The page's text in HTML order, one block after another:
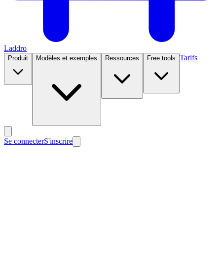
Laddro
Produit Modèles et exemples Ressources Free tools Tarifs
Se connecterS'inscrire